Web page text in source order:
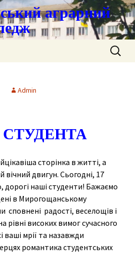
аграрний
Пошук:
Admin
сторінка в житті, а
вічний двигун. Сьогодні, 17
дорогі наші студенти! Бажаємо
в Мирогощанському
сповнені радості, веселощів і
рівні високих вимог сучасного
ваші мрії та назавжди
романтика студентських